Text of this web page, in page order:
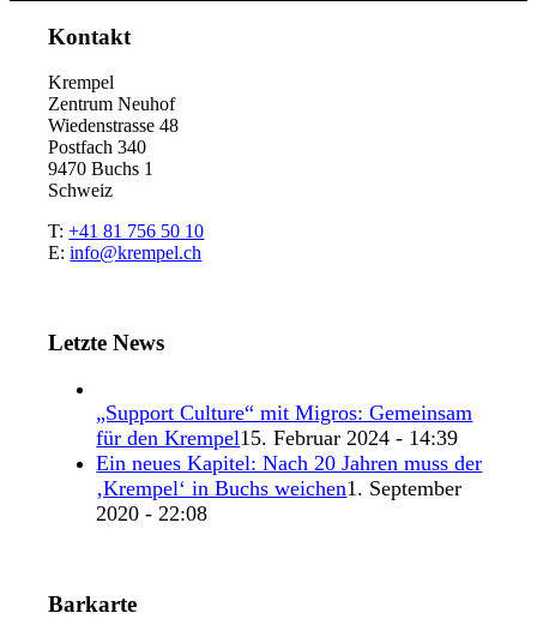
Kontakt
Krempel
Zentrum Neuhof
Wiedenstrasse 48
Postfach 340
9470 Buchs 1
Schweiz
T:+41 81 756 50 10
E:info@krempel.ch
Letzte News
„Support Culture“ mit Migros: Gemeinsam
für den Krempel15. Februar 2024 - 14:39
Ein neues Kapitel: Nach 20 Jahren muss der
‚Krempel‘ in Buchs weichen1. September
2020 - 22:08
Barkarte